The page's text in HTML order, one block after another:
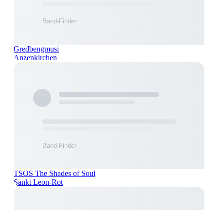
Gredbengmusi
Anzenkirchen
TSOS The Shades of Soul
Sankt Leon-Rot